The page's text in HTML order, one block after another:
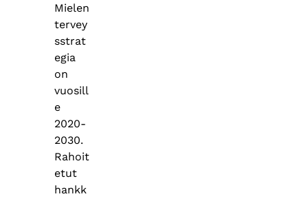
Mielen
tervey
sstrat
egia
on
vuosill
e
2020-
2030.
Rahoit
etut
hankk